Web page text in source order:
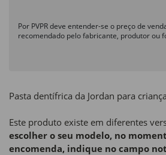
Por PVPR deve entender-se o preço de
recomendado pelo fabricante, produtor ou
Pasta dentífrica da Jordan para
Este produto existe em diferentes
escolher o seu modelo, no
encomenda, indique no campo